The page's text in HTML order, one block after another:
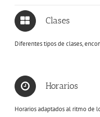
Clases
Diferentes tipos de clases,
Horarios
Horarios adaptados al ritmo de